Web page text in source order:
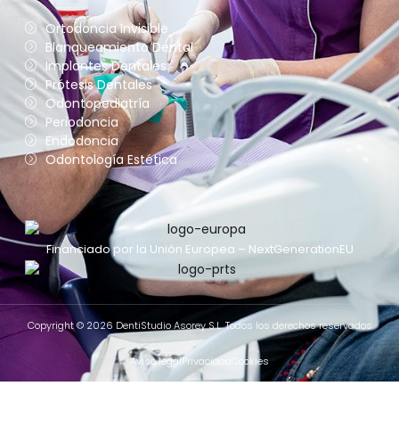
Ortodoncia Invisible
Blanqueamiento Dental
Implantes Dentales
Prótesis Dentales
Odontopediatría
Periodoncia
Endodoncia
Odontología Estética
Financiado por la Unión Europea – NextGenerationEU
Copyright © 2026 DentiStudio Asorey S.L. Todos los derechos reservados
Aviso legalPrivacidad Cookies